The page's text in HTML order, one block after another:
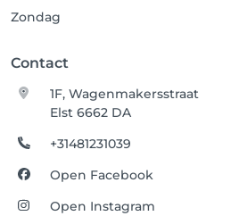
Zondag
Contact
1F, Wagenmakersstraat
Elst 6662 DA
+31481231039
Open Facebook
Open Instagram